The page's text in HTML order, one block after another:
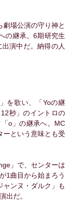
場公演の守り神と
の継承。6期研究生
演中だ。納得の人
を歌い、「Yoの継
秒」のイントロの
o」の継承へ。MC
ーという意味とも受
」で、センターは
1曲目から始まろう
ャンヌ・ダルク」も
出だ。